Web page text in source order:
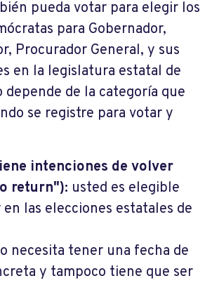
pueda votar para elegir los
para Gobernador,
Procurador General, y sus
en la legislatura estatal de
depende de la categoría que
se registre para votar y
intenciones de volver
return"): usted es elegible
las elecciones estatales de
necesita tener una fecha de
y tampoco tiene que ser